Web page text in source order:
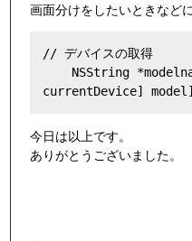
画面分けをしたいときなど
// デバイスの取得
今日は以上です。
ありがとうございました。